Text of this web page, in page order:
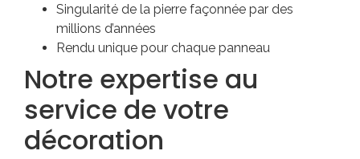
Singularité de la pierre façonnée par des
millions d’années
Rendu unique pour chaque panneau
Notre expertise au
service de votre
décoration